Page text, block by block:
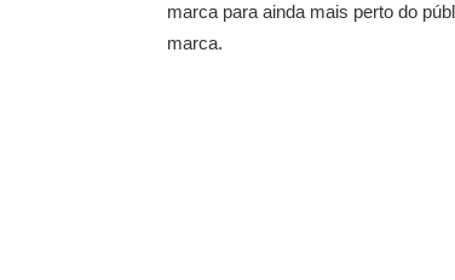
marca para ainda mais perto do
marca.